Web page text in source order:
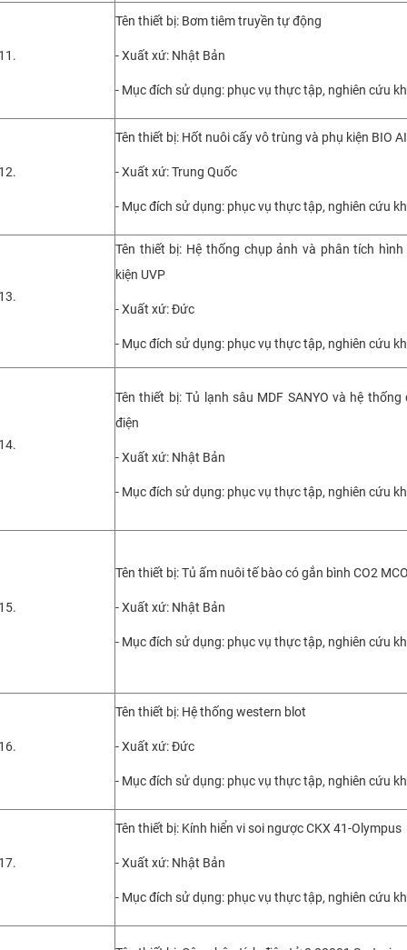
Tên thiết bị: Bơm tiêm truyền tự động
- Xuất xứ: Nhật Bản
- Mục đích sử dụng: phục vụ thực tập, nghiên cứu
Tên thiết bị: Hốt nuôi cấy vô trùng và phụ kiện BIO
- Xuất xứ: Trung Quốc
- Mục đích sử dụng: phục vụ thực tập, nghiên cứu
Tên thiết bị: Hệ thống chụp ảnh và phân tích
kiện UVP
- Xuất xứ: Đức
- Mục đích sử dụng: phục vụ thực tập, nghiên cứu
Tên thiết bị: Tủ lạnh sâu MDF SANYO và hệ
điện
- Xuất xứ: Nhật Bản
- Mục đích sử dụng: phục vụ thực tập, nghiên cứu
Tên thiết bị: Tủ ấm nuôi tế bào có gắn bình CO2
- Xuất xứ: Nhật Bản
- Mục đích sử dụng: phục vụ thực tập, nghiên cứu
Tên thiết bị: Hệ thống western blot
- Xuất xứ: Đức
- Mục đích sử dụng: phục vụ thực tập, nghiên cứu
Tên thiết bị: Kính hiển vi soi ngược CKX 41-Olympus
- Xuất xứ: Nhật Bản
- Mục đích sử dụng: phục vụ thực tập, nghiên cứu